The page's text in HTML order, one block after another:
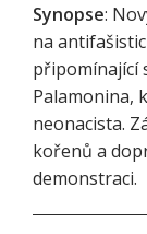
Synopse:
na
připomínající
Palamonina,
neonacista.
kořenů a
demonstraci.